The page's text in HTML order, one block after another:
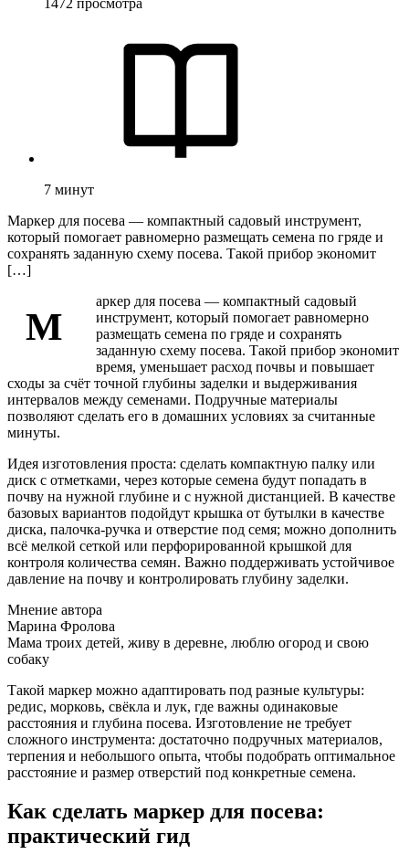
7 минут
Маркер для посева — компактный садовый инструмент,
который помогает равномерно размещать семена по гряде и
сохранять заданную схему посева. Такой прибор экономит
[…]
М
аркер для посева — компактный садовый
инструмент, который помогает равномерно
размещать семена по гряде и сохранять
заданную схему посева. Такой прибор экономит
время, уменьшает расход почвы и повышает
сходы за счёт точной глубины заделки и выдерживания
интервалов между семенами. Подручные материалы
позволяют сделать его в домашних условиях за считанные
минуты.
Идея изготовления проста: сделать компактную палку или
диск с отметками, через которые семена будут попадать в
почву на нужной глубине и с нужной дистанцией. В качестве
базовых вариантов подойдут крышка от бутылки в качестве
диска, палочка-ручка и отверстие под семя; можно дополнить
всё мелкой сеткой или перфорированной крышкой для
контроля количества семян. Важно поддерживать устойчивое
давление на почву и контролировать глубину заделки.
Мнение автора
Марина Фролова
Мама троих детей, живу в деревне, люблю огород и свою
собаку
Такой маркер можно адаптировать под разные культуры:
редис, морковь, свёкла и лук, где важны одинаковые
расстояния и глубина посева. Изготовление не требует
сложного инструмента: достаточно подручных материалов,
терпения и небольшого опыта, чтобы подобрать оптимальное
расстояние и размер отверстий под конкретные семена.
Как сделать маркер для посева:
практический гид